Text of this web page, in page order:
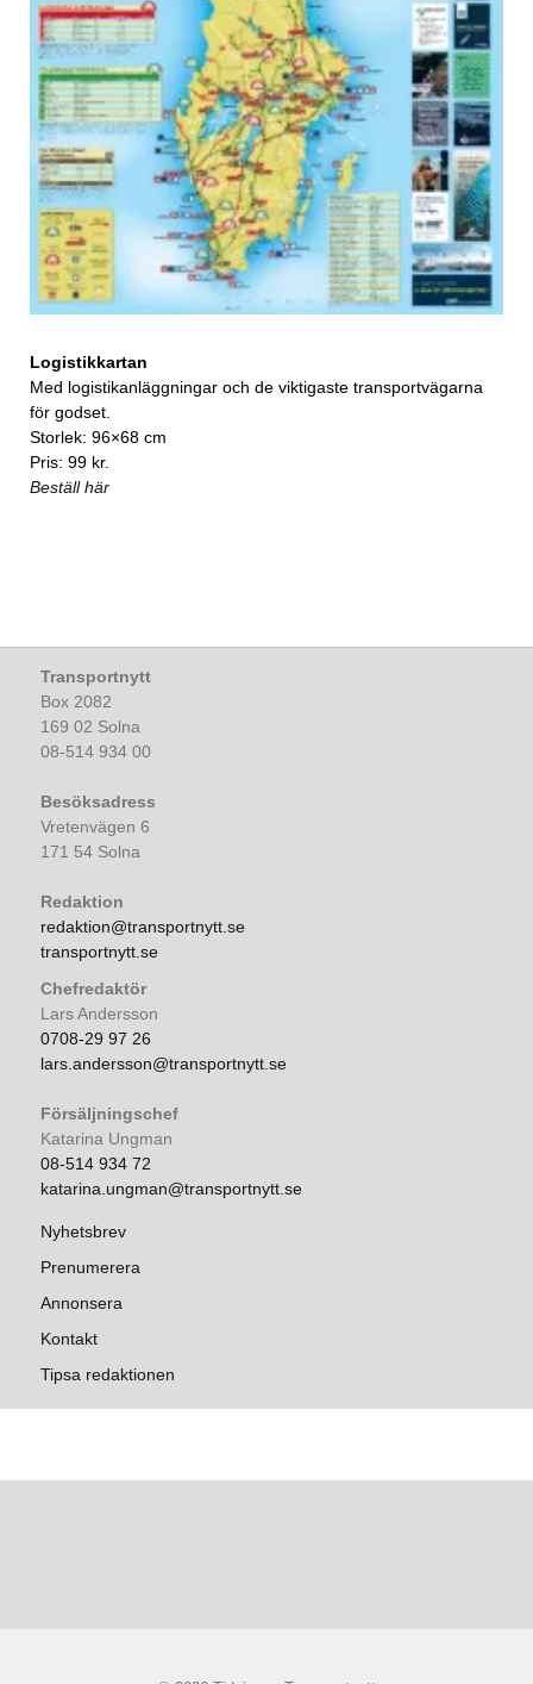
Logistikkartan
Med logistikanläggningar och de viktigaste transportvägarna
för godset.
Storlek: 96×68 cm
Pris: 99 kr.
Beställ här
Transportnytt
Box 2082
169 02 Solna
08-514 934 00
Besöksadress
Vretenvägen 6
171 54 Solna
Redaktion
redaktion@transportnytt.se
transportnytt.se
Chefredaktör
Lars Andersson
0708-29 97 26
lars.andersson@transportnytt.se
Försäljningschef
Katarina Ungman
08-514 934 72
katarina.ungman@transportnytt.se
Nyhetsbrev
Prenumerera
Annonsera
Kontakt
Tipsa redaktionen